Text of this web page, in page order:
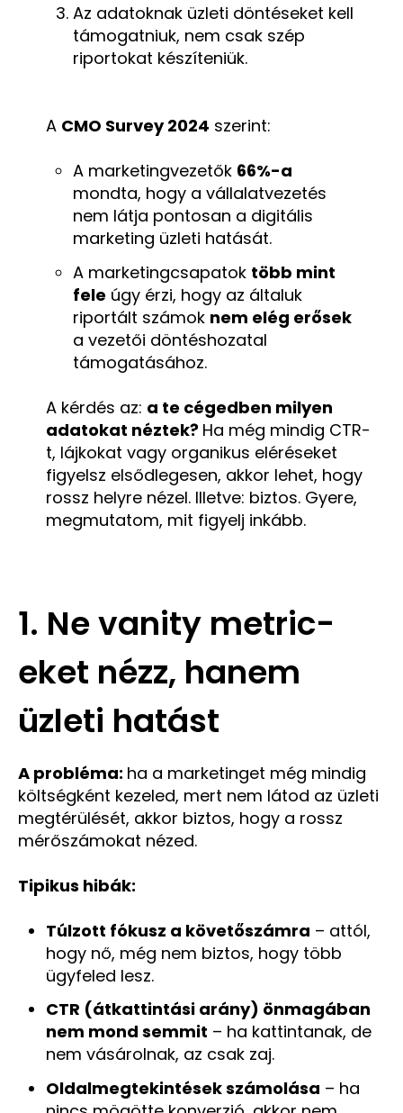
Az adatoknak üzleti döntéseket kell
támogatniuk, nem csak szép
riportokat készíteniük.
A CMO Survey 2024 szerint:
A marketingvezetők 66%-a
mondta, hogy a vállalatvezetés
nem látja pontosan a digitális
marketing üzleti hatását.
A marketingcsapatok több mint
fele úgy érzi, hogy az általuk
riportált számok nem elég erősek
a vezetői döntéshozatal
támogatásához.
A kérdés az: a te cégedben milyen
adatokat néztek? Ha még mindig CTR-
t, lájkokat vagy organikus eléréseket
figyelsz elsődlegesen, akkor lehet, hogy
rossz helyre nézel. Illetve: biztos. Gyere,
megmutatom, mit figyelj inkább.
1. Ne vanity metric-
eket nézz, hanem
üzleti hatást
A probléma: ha a marketinget még mindig
költségként kezeled, mert nem látod az üzleti
megtérülését, akkor biztos, hogy a rossz
mérőszámokat nézed.
Tipikus hibák:
Túlzott fókusz a követőszámra – attól,
hogy nő, még nem biztos, hogy több
ügyfeled lesz.
CTR (átkattintási arány) önmagában
nem mond semmit – ha kattintanak, de
nem vásárolnak, az csak zaj.
Oldalmegtekintések számolása – ha